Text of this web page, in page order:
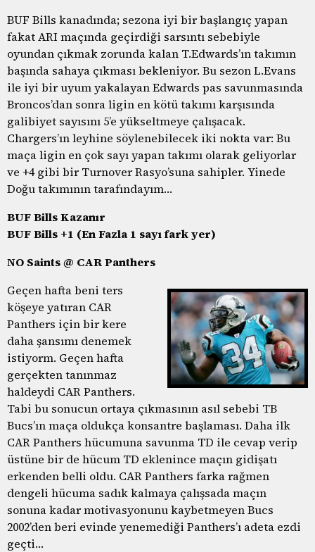
BUF Bills kanadında; sezona iyi bir başlangıç yapan
fakat ARI maçında geçirdiği sarsıntı sebebiyle
oyundan çıkmak zorunda kalan T.Edwards’ın takımın
başında sahaya çıkması bekleniyor. Bu sezon L.Evans
ile iyi bir uyum yakalayan Edwards pas savunmasında
Broncos’dan sonra ligin en kötü takımı karşısında
galibiyet sayısını 5’e yükseltmeye çalışacak.
Chargers’ın leyhine söylenebilecek iki nokta var: Bu
maça ligin en çok sayı yapan takımı olarak geliyorlar
ve +4 gibi bir Turnover Rasyo’suna sahipler. Yinede
Doğu takımının tarafındayım…
BUF Bills Kazanır
BUF Bills +1 (En Fazla 1 sayı fark yer)
NO Saints @ CAR Panthers
Geçen hafta beni ters
köşeye yatıran CAR
Panthers için bir kere
daha şansımı denemek
istiyorm. Geçen hafta
gerçekten tanınmaz
haldeydi CAR Panthers.
Tabi bu sonucun ortaya çıkmasının asıl sebebi TB
Bucs’ın maça oldukça konsantre başlaması. Daha ilk
CAR Panthers hücumuna savunma TD ile cevap verip
üstüne bir de hücum TD eklenince maçın gidişatı
erkenden belli oldu. CAR Panthers farka rağmen
dengeli hücuma sadık kalmaya çalışsada maçın
sonuna kadar motivasyonunu kaybetmeyen Bucs
2002’den beri evinde yenemediği Panthers’ı adeta ezdi
geçti…